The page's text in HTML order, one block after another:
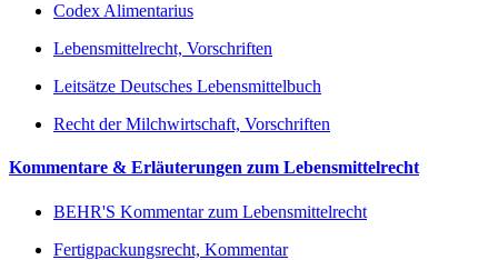
Codex Alimentarius
Lebensmittelrecht, Vorschriften
Leitsätze Deutsches Lebensmittelbuch
Recht der Milchwirtschaft, Vorschriften
Kommentare & Erläuterungen zum Lebensmittelrecht
BEHR'S Kommentar zum Lebensmittelrecht
Fertigpackungsrecht, Kommentar